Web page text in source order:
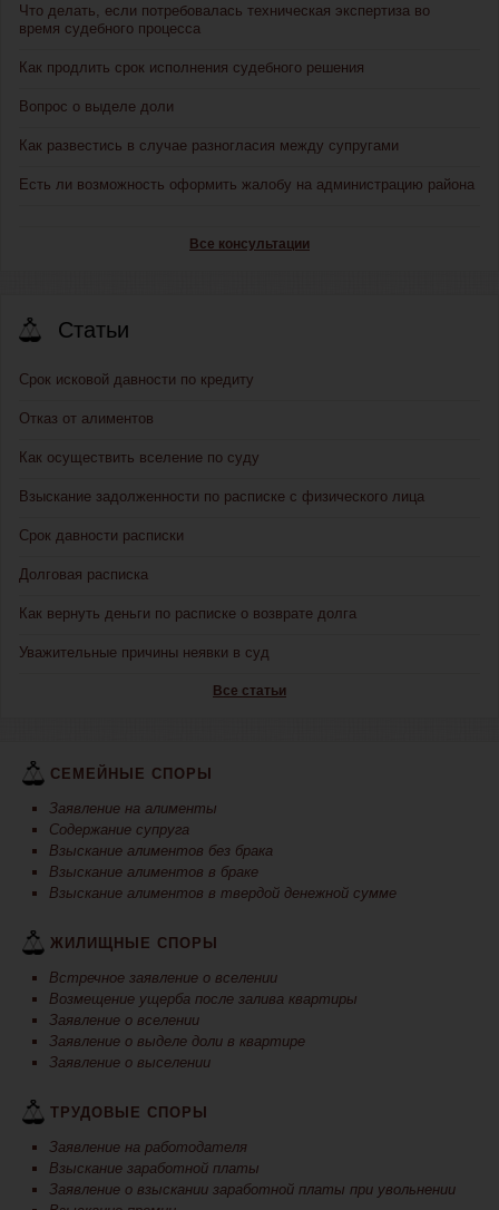
Что делать, если потребовалась техническая экспертиза во
время судебного процесса
Как продлить срок исполнения судебного решения
Вопрос о выделе доли
Как развестись в случае разногласия между супругами
Есть ли возможность оформить жалобу на администрацию района
Все консультации
Статьи
Срок исковой давности по кредиту
Отказ от алиментов
Как осуществить вселение по суду
Взыскание задолженности по расписке с физического лица
Срок давности расписки
Долговая расписка
Как вернуть деньги по расписке о возврате долга
Уважительные причины неявки в суд
Все статьи
СЕМЕЙНЫЕ СПОРЫ
Заявление на алименты
Содержание супруга
Взыскание алиментов без брака
Взыскание алиментов в браке
Взыскание алиментов в твердой денежной сумме
ЖИЛИЩНЫЕ СПОРЫ
Встречное заявление о вселении
Возмещение ущерба после залива квартиры
Заявление о вселении
Заявление о выделе доли в квартире
Заявление о выселении
ТРУДОВЫЕ СПОРЫ
Заявление на работодателя
Взыскание заработной платы
Заявление о взыскании заработной платы при увольнении